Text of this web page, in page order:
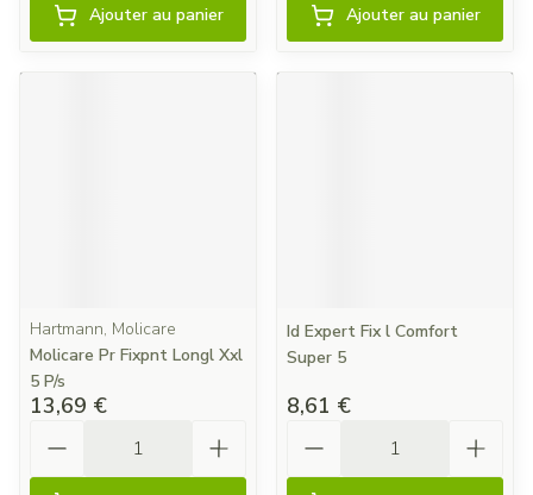
Ajouter au panier Ajouter au panier
Hartmann, Molicare
Molicare Pr Fixpnt Longl Xxl
5 P/s
13,69 €
Id Expert Fix l Comfort
Super 5
8,61 €